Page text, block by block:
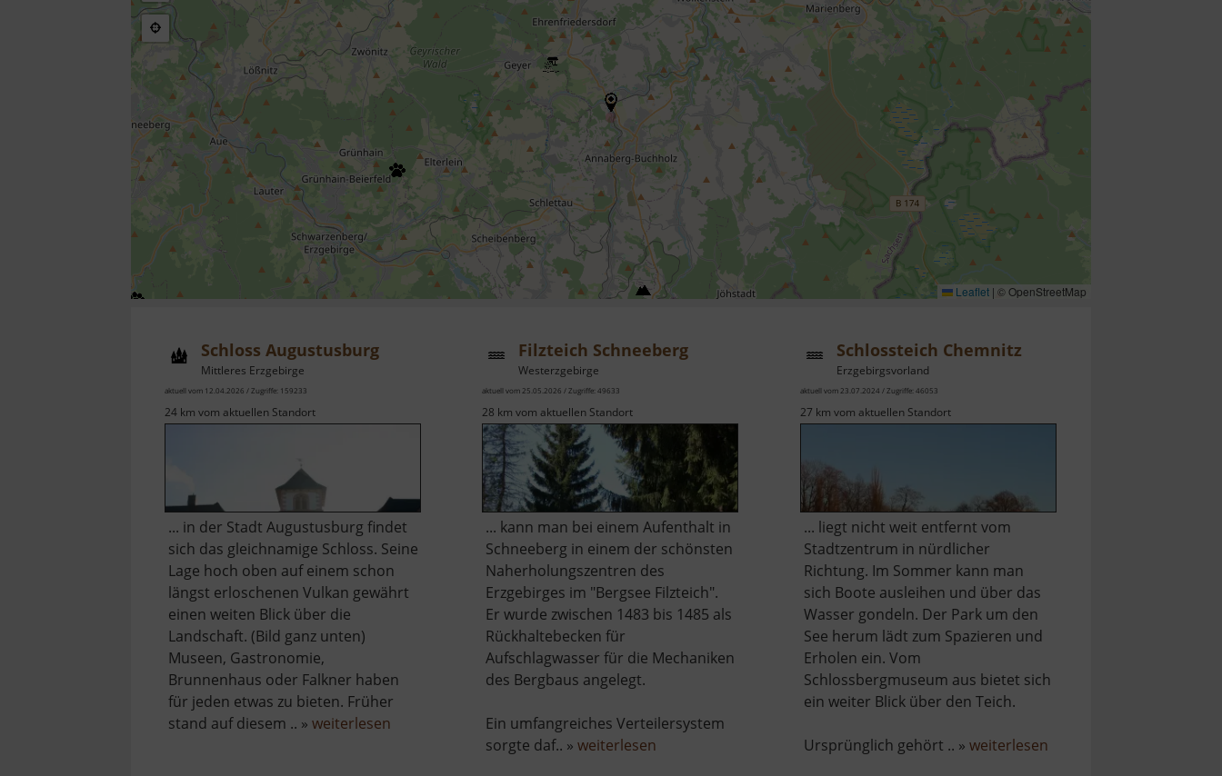
Leaflet | © OpenStreetMap
Schloss Augustusburg
Mittleres Erzgebirge
aktuell vom 12.04.2026 / Zugriffe: 159233
24 km vom aktuellen Standort
... in der Stadt Augustusburg findet
sich das gleichnamige Schloss. Seine
Lage hoch oben auf einem schon
längst erloschenen Vulkan gewährt
einen weiten Blick über die
Landschaft. (Bild ganz unten)
Museen, Gastronomie,
Brunnenhaus oder Falkner haben
für jeden etwas zu bieten. Früher
stand auf diesem .. » weiterlesen
Filzteich Schneeberg
Westerzgebirge
aktuell vom 25.05.2026 / Zugriffe: 49633
28 km vom aktuellen Standort
... kann man bei einem Aufenthalt in
Schneeberg in einem der schönsten
Naherholungszentren des
Erzgebirges im "Bergsee Filzteich".
Er wurde zwischen 1483 bis 1485 als
Rückhaltebecken für
Aufschlagwasser für die Mechaniken
des Bergbaus angelegt.
Ein umfangreiches Verteilersystem
sorgte daf.. »weiterlesen
Schlossteich Chemnitz
Erzgebirgsvorland
aktuell vom 23.07.2024 / Zugriffe: 46053
27 km vom aktuellen Standort
... liegt nicht weit entfernt vom
Stadtzentrum in nürdlicher
Richtung. Im Sommer kann man
sich Boote ausleihen und über das
Wasser gondeln. Der Park um den
See herum lädt zum Spazieren und
Erholen ein. Vom
Schlossbergmuseum aus bietet sich
ein weiter Blick über den Teich.
Ursprünglich gehört .. » weiterlesenüber